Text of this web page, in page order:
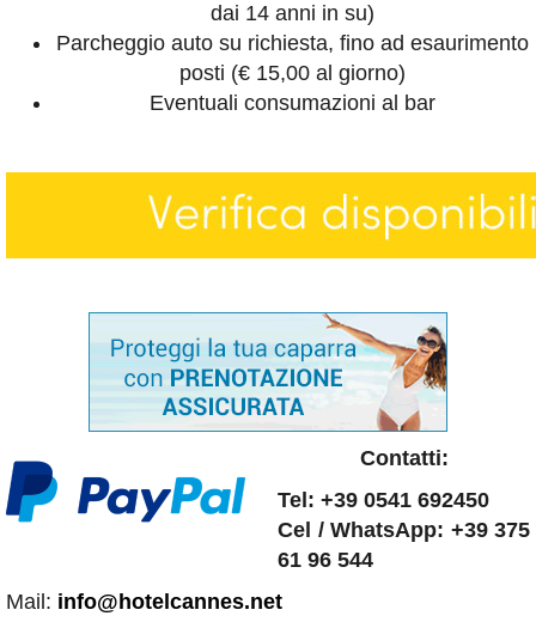
dai 14 anni in su)
Parcheggio auto su richiesta, fino ad esaurimento
posti (€ 15,00 al giorno)
Eventuali consumazioni al bar
Contatti:
Tel: +39 0541 692450
Cel / WhatsApp: +39 375
61 96 544
Mail: info@hotelcannes.net